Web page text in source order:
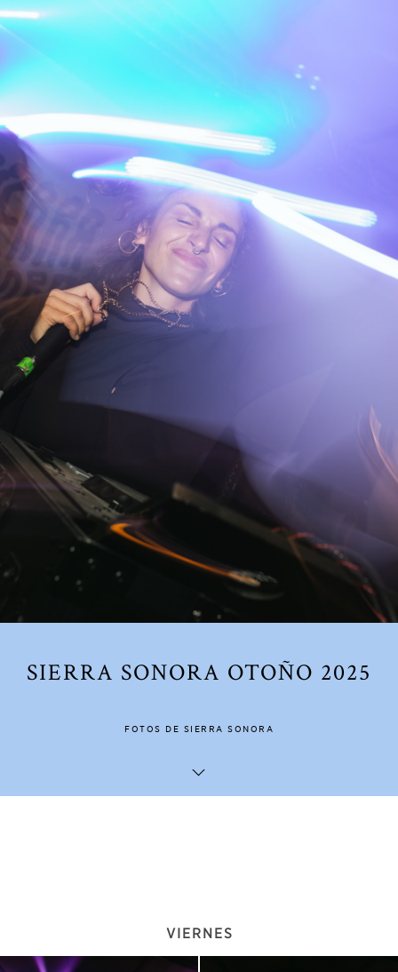
SIERRA SONORA OTOÑO 2025
FOTOS DE SIERRA SONORA
VIERNES